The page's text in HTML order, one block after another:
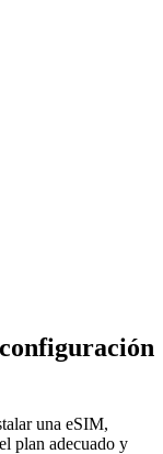
una eSIM,
plan adecuado y